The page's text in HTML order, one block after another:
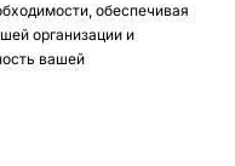
обеспечивая
организации и
вашей